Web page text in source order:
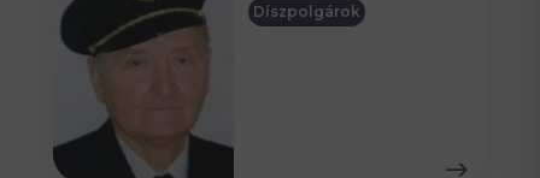
Díszpolgárok